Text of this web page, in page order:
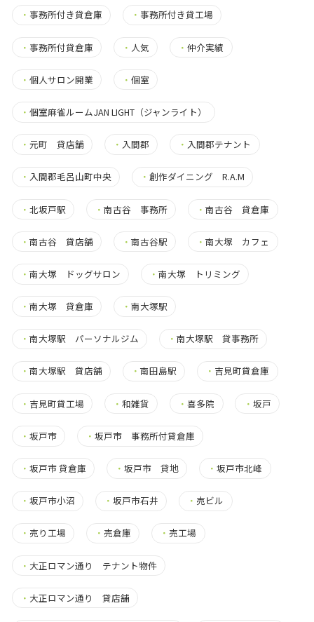
・ 事務所付き貸倉庫 ・ 事務所付き貸工場
・ 事務所付貸倉庫 ・ 人気 ・仲介実績
・ 個人サロン開業 ・個室
・ 個室麻雀ルームJAN LIGHT（ジャンライト）
・ 元町 貸店舗 ・ 入間郡 ・ 入間郡テナント
・ 入間郡毛呂山町中央 ・創作ダイニング R.A.M
・ 北坂戸駅 ・南古谷 事務所 ・南古谷 貸倉庫
・ 南古谷 貸店舗 ・南古谷駅 ・南大塚 カフェ
・ 南大塚 ドッグサロン ・南大塚 トリミング
・ 南大塚 貸倉庫 ・南大塚駅
・ 南大塚駅 パーソナルジム ・南大塚駅 貸事務所
・ 南大塚駅 貸店舗 ・南田島駅 ・ 吉見町貸倉庫
・ 吉見町貸工場 ・和雑貨 ・喜多院 ・ 坂戸
・ 坂戸市 ・坂戸市 事務所付貸倉庫
・ 坂戸市 貸倉庫 ・坂戸市 貸地 ・坂戸市北峰
・ 坂戸市小沼 ・坂戸市石井 ・ 売ビル
・ 売り工場 ・ 売倉庫 ・ 売工場
・ 大正ロマン通り テナント物件
・ 大正ロマン通り 貸店舗